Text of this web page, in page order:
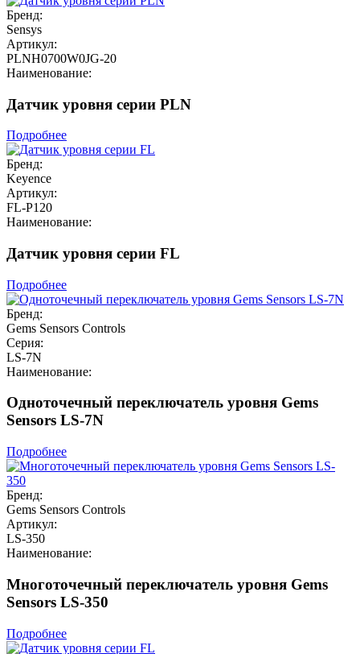
Бренд:
Sensys
Артикул:
PLNH0700W0JG-20
Наименование:
Датчик уровня серии PLN
Подробнее
Бренд:
Keyence
Артикул:
FL-P120
Наименование:
Датчик уровня серии FL
Подробнее
Бренд:
Gems Sensors Controls
Серия:
LS-7N
Наименование:
Одноточечный переключатель уровня Gems
Sensors LS-7N
Подробнее
Бренд:
Gems Sensors Controls
Артикул:
LS-350
Наименование:
Многоточечный переключатель уровня Gems
Sensors LS-350
Подробнее